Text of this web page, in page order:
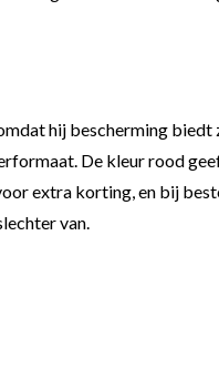
hij bescherming biedt
De kleur rood
extra korting, en bij
van.